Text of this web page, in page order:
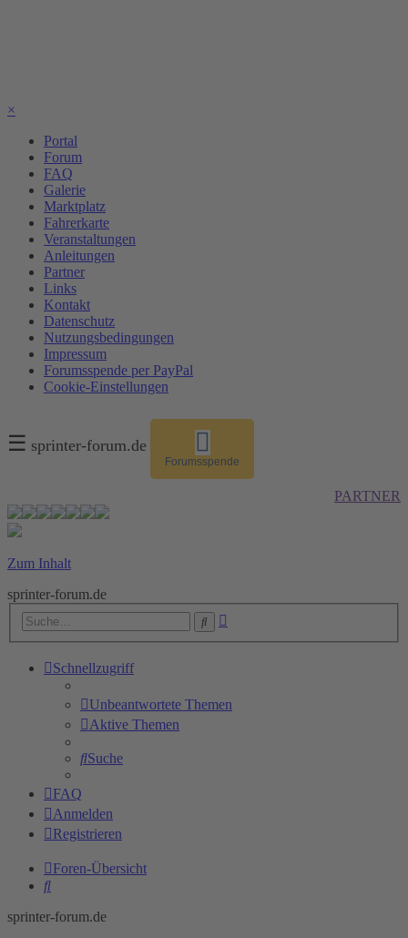
×
Portal
Forum
FAQ
Galerie
Marktplatz
Fahrerkarte
Veranstaltungen
Anleitungen
Partner
Links
Kontakt
Datenschutz
Nutzungsbedingungen
Impressum
Forumsspende per PayPal
Cookie-Einstellungen
☰ sprinter-forum.de
Forumsspende
PARTNER
Zum Inhalt
sprinter-forum.de
Suche
Schnellzugriff
Unbeantwortete Themen
Aktive Themen
Suche
FAQ
Anmelden
Registrieren
Foren-Übersicht
Suche
sprinter-forum.de